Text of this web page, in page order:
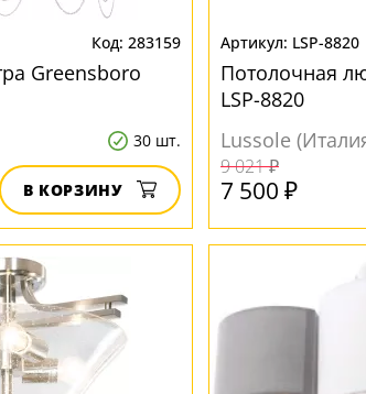
283159
Greensboro
30 шт.
В КОРЗИНУ
LSP-8820
Потолочная
LSP-8820
Lussole
9 021 ₽
7 500 ₽